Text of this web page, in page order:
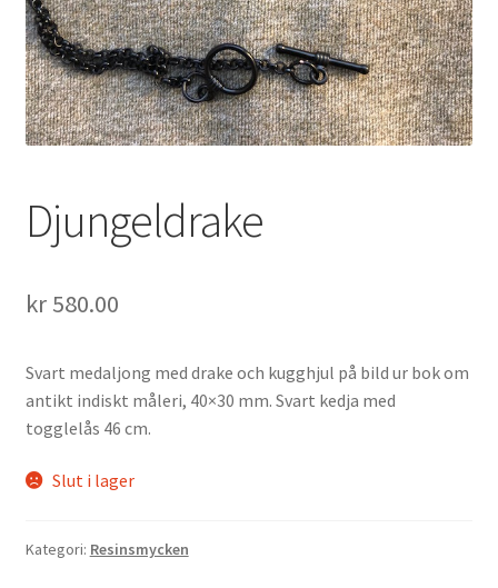
Djungeldrake
kr580.00
Svart medaljong med drake och kugghjul på bild ur bok om
antikt indiskt måleri, 40×30 mm. Svart kedja med
togglelås 46 cm.
Slut i lager
Kategori: Resinsmycken